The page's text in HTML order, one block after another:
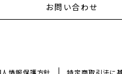
お問い合わせ